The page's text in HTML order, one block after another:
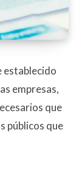
establecido
empresas,
que
públicos que